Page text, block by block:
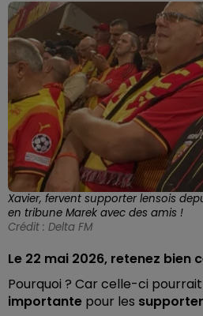
Xavier, fervent supporter lensois
en tribune Marek avec des amis !
Crédit : Delta FM
Le 22 mai 2026, retenez bien
Pourquoi ? Car celle-ci
importante pour les